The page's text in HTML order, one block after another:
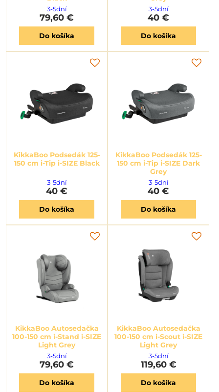
3-5dní
79,60 €
Do košíka
3-5dní
40 €
Do košíka
KikkaBoo Podsedák 125-
150 cm i-Tip i-SIZE Black
3-5dní
40 €
Do košíka
KikkaBoo Podsedák 125-
150 cm i-Tip i-SIZE Dark
Grey
3-5dní
40 €
Do košíka
KikkaBoo Autosedačka
100-150 cm i-Stand i-SIZE
Light Grey
3-5dní
79,60 €
Do košíka
KikkaBoo Autosedačka
100-150 cm i-Scout i-SIZE
Light Grey
3-5dní
119,60 €
Do košíka